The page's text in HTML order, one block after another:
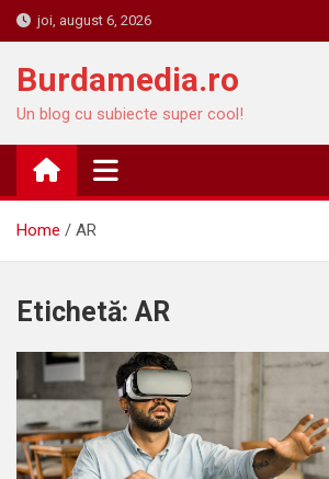
Skip
to
content
joi, august 6, 2026
Burdamedia.ro
Un blog cu subiecte super cool!
Home AR
Etichetă: AR